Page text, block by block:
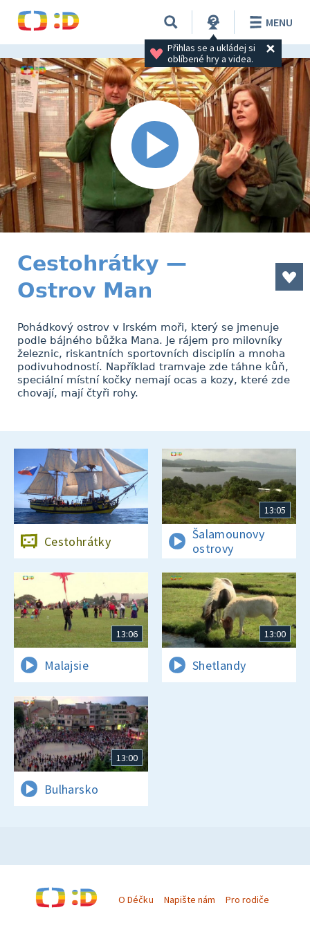
Přihlas se a ukládej si
oblíbené hry a videa.
MENU
Cestohrátky —
Ostrov Man
Pohádkový ostrov v Irském moři, který se jmenuje
podle bájného bůžka Mana. Je rájem pro milovníky
železnic, riskantních sportovních disciplín a mnoha
podivuhodností. Například tramvaje zde táhne kůň,
speciální místní kočky nemají ocas a kozy, které zde
chovají, mají čtyři rohy.
Cestohrátky
13:05
Šalamounovy
ostrovy
13:06
Malajsie
13:00
Shetlandy
13:00
Bulharsko
O Déčku Napište nám Pro rodiče